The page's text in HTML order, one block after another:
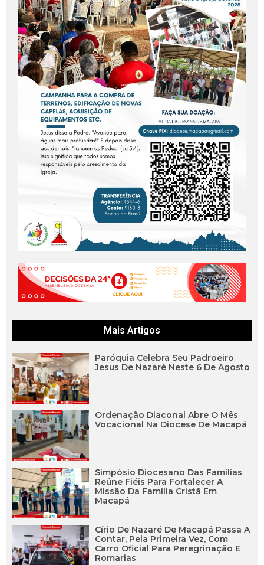
Mais Artigos
Paróquia Celebra Seu Padroeiro
Jesus De Nazaré Neste 6 De Agosto
Ordenação Diaconal Abre O Mês
Vocacional Na Diocese De Macapá
Simpósio Diocesano Das Famílias
Reúne Fiéis Para Fortalecer A
Missão Da Família Cristã Em
Macapá
Círio De Nazaré De Macapá Passa A
Contar, Pela Primeira Vez, Com
Carro Oficial Para Peregrinação E
Romarias